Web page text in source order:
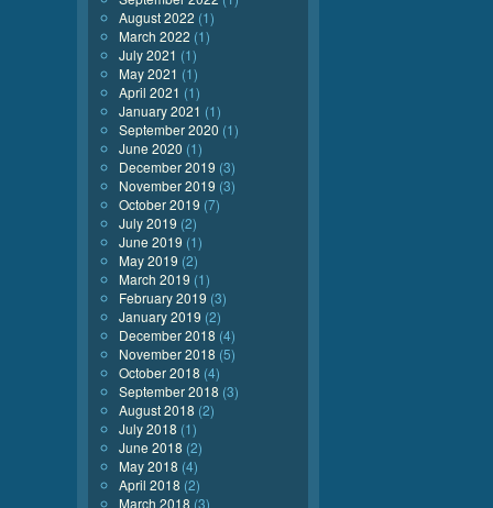
August 2022 (1)
March 2022 (1)
July 2021 (1)
May 2021 (1)
April 2021 (1)
January 2021 (1)
September 2020 (1)
June 2020 (1)
December 2019 (3)
November 2019 (3)
October 2019 (7)
July 2019 (2)
June 2019 (1)
May 2019 (2)
March 2019 (1)
February 2019 (3)
January 2019 (2)
December 2018 (4)
November 2018 (5)
October 2018 (4)
September 2018 (3)
August 2018 (2)
July 2018 (1)
June 2018 (2)
May 2018 (4)
April 2018 (2)
March 2018 (3)